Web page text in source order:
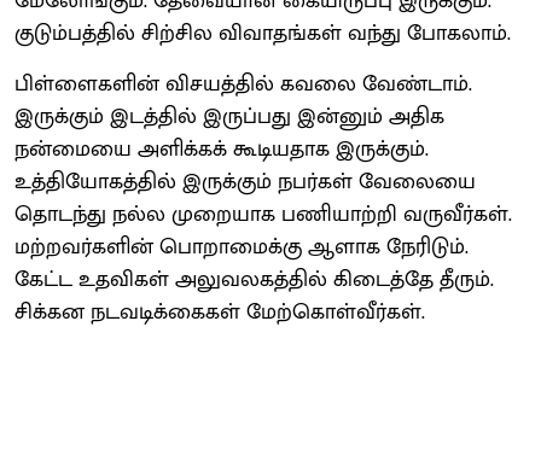
குடும்பத்தில் சிற்சில விவாதங்கள் வந்து போகலாம்.
பிள்ளைகளின் விசயத்தில் கவலை வேண்டாம்.
இருக்கும் இடத்தில் இருப்பது இன்னும் அதிக
நன்மையை அளிக்கக் கூடியதாக இருக்கும்.
உத்தியோகத்தில் இருக்கும் நபர்கள் வேலையை
தொடந்து நல்ல முறையாக பணியாற்றி வருவீர்கள்.
மற்றவர்களின் பொறாமைக்கு ஆளாக நேரிடும்.
கேட்ட உதவிகள் அலுவலகத்தில் கிடைத்தே தீரும்.
சிக்கன நடவடிக்கைகள் மேற்கொள்வீர்கள்.